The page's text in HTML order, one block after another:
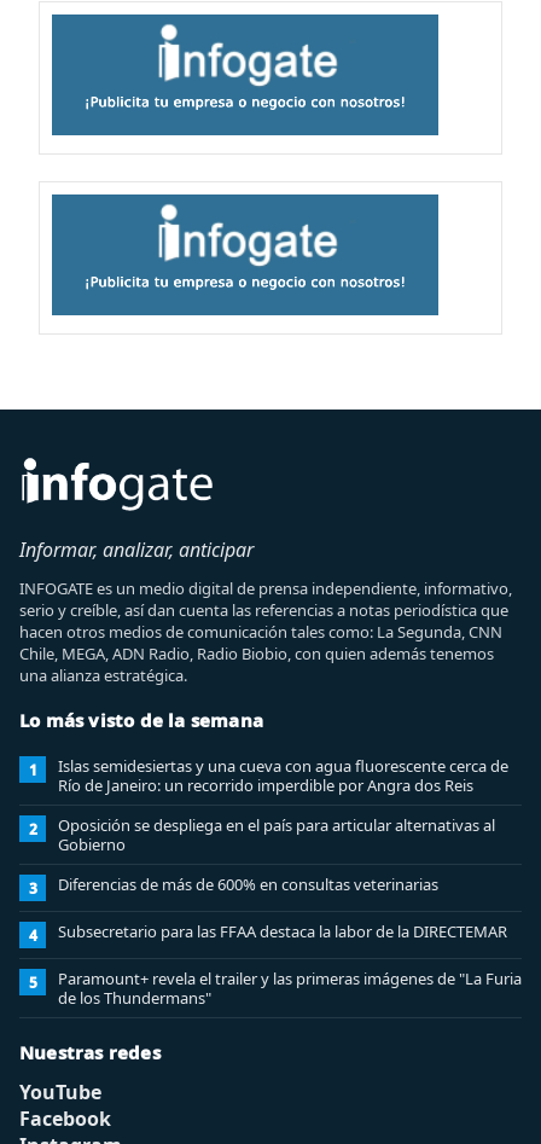
Informar, analizar, anticipar
INFOGATE es un medio digital de prensa independiente, informativo,
serio y creíble, así dan cuenta las referencias a notas periodística que
hacen otros medios de comunicación tales como: La Segunda, CNN
Chile, MEGA, ADN Radio, Radio Biobio, con quien además tenemos
una alianza estratégica.
Lo más visto de la semana
1
Islas semidesiertas y una cueva con agua fluorescente cerca de
Río de Janeiro: un recorrido imperdible por Angra dos Reis
2
Oposición se despliega en el país para articular alternativas al
Gobierno
3 Diferencias de más de 600% en consultas veterinarias
4 Subsecretario para las FFAA destaca la labor de la DIRECTEMAR
5
Paramount+ revela el trailer y las primeras imágenes de "La Furia
de los Thundermans"
Nuestras redes
YouTube
Facebook